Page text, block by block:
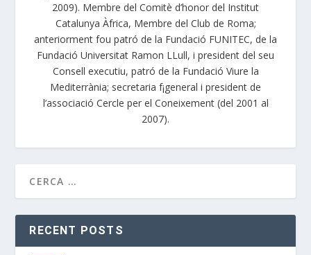
2009). Membre del Comitè d’honor del Institut
Catalunya Àfrica, Membre del Club de Roma;
anteriorment fou patró de la Fundació FUNITEC, de la
Fundació Universitat Ramon LLull, i president del seu
Consell executiu, patró de la Fundació Viure la
Mediterrània; secretaria f¡general i president de
l’associació Cercle per el Coneixement (del 2001 al
2007).
RECENT POSTS